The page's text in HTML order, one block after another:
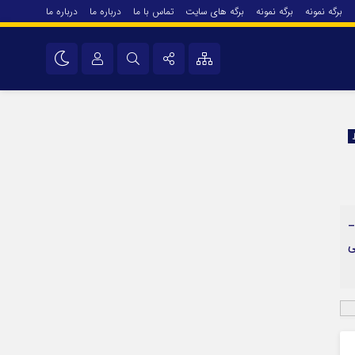
برگه نمونه برگه نمونه برگه های سایت تماس با ما درباره ما درباره ما